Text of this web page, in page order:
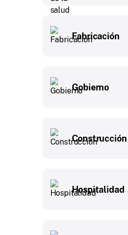
Fabricación
Gobierno
Construcción
Hospitalidad